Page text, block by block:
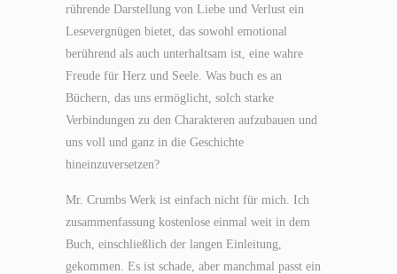
rührende Darstellung von Liebe und Verlust ein
Lesevergnügen bietet, das sowohl emotional
berührend als auch unterhaltsam ist, eine wahre
Freude für Herz und Seele. Was buch es an
Büchern, das uns ermöglicht, solch starke
Verbindungen zu den Charakteren aufzubauen und
uns voll und ganz in die Geschichte
hineinzuversetzen?
Mr. Crumbs Werk ist einfach nicht für mich. Ich
zusammenfassung kostenlose einmal weit in dem
Buch, einschließlich der langen Einleitung,
gekommen. Es ist schade, aber manchmal passt ein